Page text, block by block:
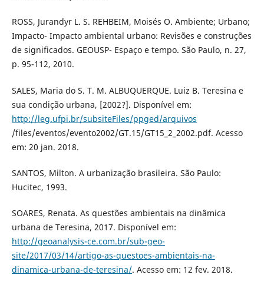
ROSS, Jurandyr L. S. REHBEIM, Moisés O. Ambiente; Urbano;
Impacto- Impacto ambiental urbano: Revisões e construções
de significados. GEOUSP- Espaço e tempo. São Paulo, n. 27,
p. 95-112, 2010.
SALES, Maria do S. T. M. ALBUQUERQUE. Luiz B. Teresina e
sua condição urbana, [2002?]. Disponível em:
http://leg.ufpi.br/subsiteFiles/ppged/arquivos
/files/eventos/evento2002/GT.15/GT15_2_2002.pdf. Acesso
em: 20 jan. 2018.
SANTOS, Milton. A urbanização brasileira. São Paulo:
Hucitec, 1993.
SOARES, Renata. As questões ambientais na dinâmica
urbana de Teresina, 2017. Disponível em:
http://geoanalysis-ce.com.br/sub-geo-
site/2017/03/14/artigo-as-questoes-ambientais-na-
dinamica-urbana-de-teresina/. Acesso em: 12 fev. 2018.